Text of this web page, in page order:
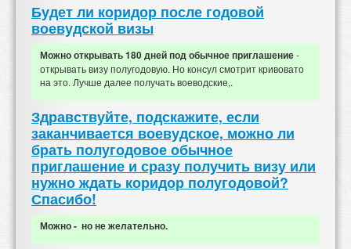
Будет ли коридор после годовой
воевудской визы
Можно открывать 180 дней под обычное приглашение-
открывать визу полугодовую. Но консул смотрит кривовато
на это. Лучше далее получать воеводские,.
Здравствуйте, подскажите, если
заканчивается воевудское, можно ли
брать полугодовое обычное
приглашение и сразу получить визу или
нужно ждать коридор полугодовой?
Спасибо!
Можно - но не желательно.